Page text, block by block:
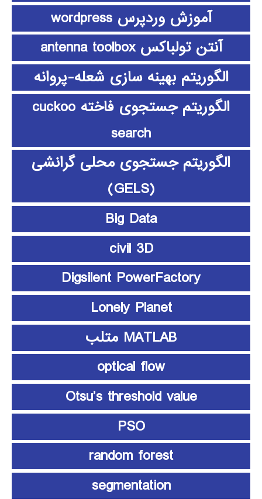
آموزش وردپرس wordpress
آنتن تولباکس antenna toolbox
الگوریتم بهینه سازی شعله-پروانه
الگوریتم جستجوی فاخته cuckoo
search
الگوریتم جستجوی محلی گرانشی
(GELS)
Big Data
civil 3D
Digsilent PowerFactory
Lonely Planet
MATLAB متلب
optical flow
Otsu’s threshold value
PSO
random forest
segmentation